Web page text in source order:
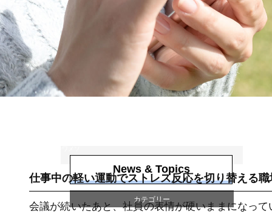
仕事中の軽い運動でストレス反応を切り替える
会議が続いたあと、社員の表情が硬いままになっ
News & Topics
カテゴリー